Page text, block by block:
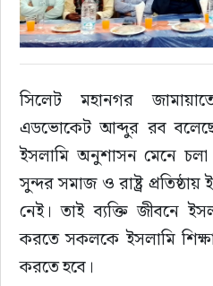
এক্সক্লুসিভ
তথ্য ও প্রযুক্তি
প্রেস বিজ্ঞপ্তি
ফিচার
খেলাধুলা
সিলেট মহানগর
এডভোকেট আব্দুর রব
ইসলামি অনুশাসন মেনে চলা
সুন্দর সমাজ ও রাষ্ট্র
নেই। তাই ব্যক্তি জীবনে
করতে সকলকে ইসলামি
করতে হবে।